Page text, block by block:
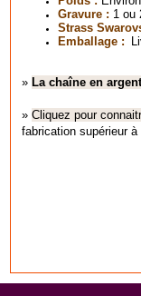
Gravure : 1 ou
Strass
Emballage :
» La chaîne en
» Cliquez pour
fabrication supérieur